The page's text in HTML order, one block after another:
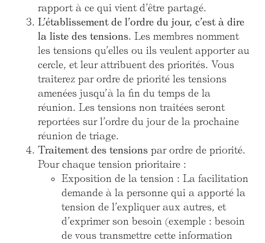
rapport à ce qui vient d’être partagé.
L’établissement de l’ordre du jour, c’est à dire
la liste des tensions. Les membres nomment
les tensions qu’elles ou ils veulent apporter au
cercle, et leur attribuent des priorités. Vous
traiterez par ordre de priorité les tensions
amenées jusqu’à la fin du temps de la
réunion. Les tensions non traitées seront
reportées sur l’ordre du jour de la prochaine
réunion de triage.
Traitement des tensions par ordre de priorité.
Pour chaque tension prioritaire :
Exposition de la tension : La facilitation
demande à la personne qui a apporté la
tension de l’expliquer aux autres, et
d’exprimer son besoin (exemple : besoin
de vous transmettre cette information